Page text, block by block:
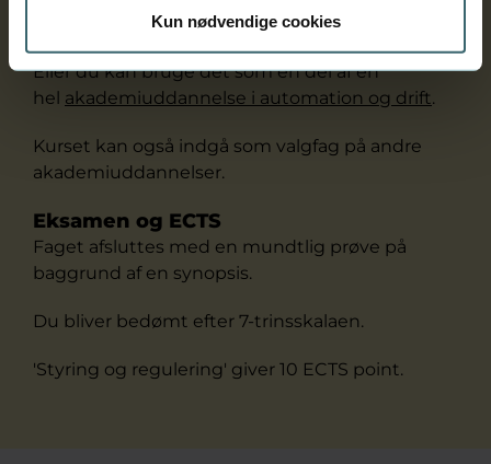
Kun nødvendige cookies
enkeltstående kursus.
Eller du kan bruge det som en del af en
hel akademiuddannelse i automation og drift.
Kurset kan også indgå som valgfag på andre
akademiuddannelser.
Eksamen og ECTS
Faget afsluttes med en mundtlig prøve på
baggrund af en synopsis.
Du bliver bedømt efter 7-trinsskalaen.
'Styring og regulering' giver 10 ECTS point.